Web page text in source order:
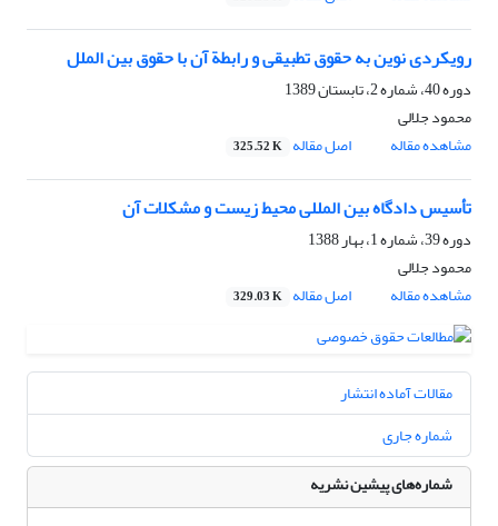
رویکردی نوین به حقوق تطبیقی و رابطة آن با حقوق بین الملل
دوره 40، شماره 2، تابستان 1389
محمود جلالی
مشاهده مقاله
اصل مقاله 325.52 K
تأسیس دادگاه بین المللی محیط زیست و مشکلات آن
دوره 39، شماره 1، بهار 1388
محمود جلالی
مشاهده مقاله
اصل مقاله 329.03 K
مقالات آماده انتشار
شماره جاری
شماره‌های پیشین نشریه